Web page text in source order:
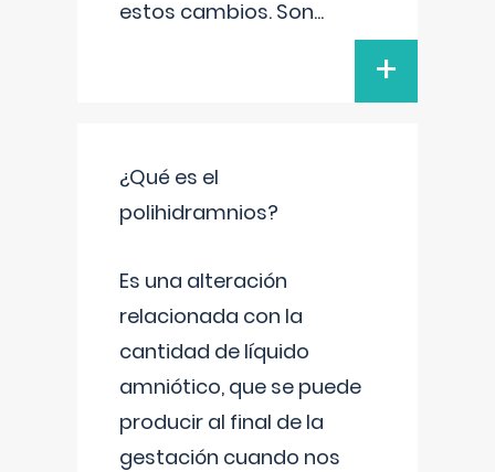
estos cambios. Son...
+
¿Qué es el
polihidramnios?
Es una alteración
relacionada con la
cantidad de líquido
amniótico, que se puede
producir al final de la
gestación cuando nos